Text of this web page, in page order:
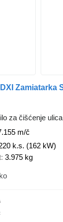
za čišćenje ulica
m/č
k.s. (162 kW)
3.975 kg